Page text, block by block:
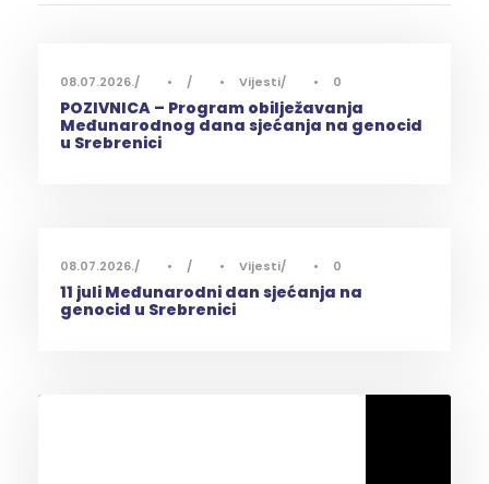
08.07.2026. • • Vijesti • 0
POZIVNICA – Program obilježavanja
Međunarodnog dana sjećanja na genocid
u Srebrenici
08.07.2026. • • Vijesti • 0
11 juli Međunarodni dan sjećanja na
genocid u Srebrenici